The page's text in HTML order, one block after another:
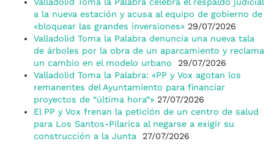
a la nueva estación y acusa al equipo de gobierno de
«bloquear las grandes inversiones» 29/07/2026
Valladolid Toma la Palabra denuncia una nueva tala
de árboles por la obra de un aparcamiento y reclama
un cambio en el modelo urbano
29/07/2026
Valladolid Toma la Palabra: «PP y Vox agotan los
remanentes del Ayuntamiento para financiar
proyectos de “última hora”» 27/07/2026
El PP y Vox frenan la petición de un centro de salud
para Los Santos-Pilarica al negarse a exigir su
construcción a la Junta
27/07/2026